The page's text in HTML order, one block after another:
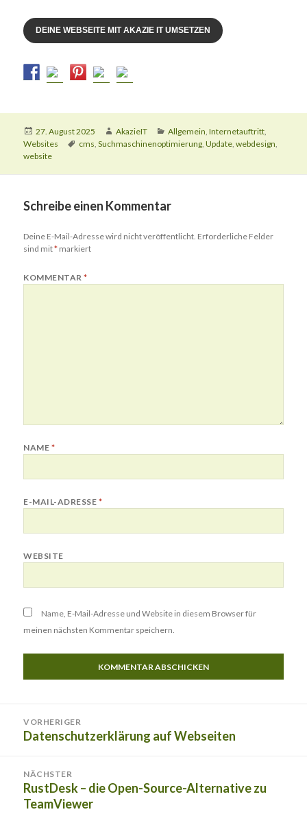
DEINE WEBSEITE MIT AKAZIE IT UMSETZEN
Veröffentlicht
am
27. August 2025 Autor
AkazieIT Kategorien
Allgemein ,Internetauftritt
Websites
Schlagwörter
cms ,Suchmaschinenoptimierung ,Update ,webdesign
website
Schreibe einen Kommentar
Deine E-Mail-Adresse wird nicht veröffentlicht. Erforderliche Felder
sind mit* markiert
KOMMENTAR*
NAME *
E-MAIL-ADRESSE *
WEBSITE
Name, E-Mail-Adresse und Website in diesem Browser für
meinen nächsten Kommentar speichern.
VORHERIGER
Vorheriger
Datenschutzerklärung auf Webseiten
NÄCHSTER
Nächster
Beitrag:
RustDesk – die Open-Source-Alternative zu
TeamViewer